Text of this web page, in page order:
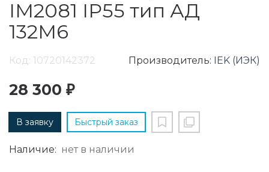
IM2081 IP55 тип АД
132M6
Код: 10720142372 Производитель: IEK (ИЭК)
28 300 ₽
В заявку Быстрый заказ
Наличие: нет в наличии